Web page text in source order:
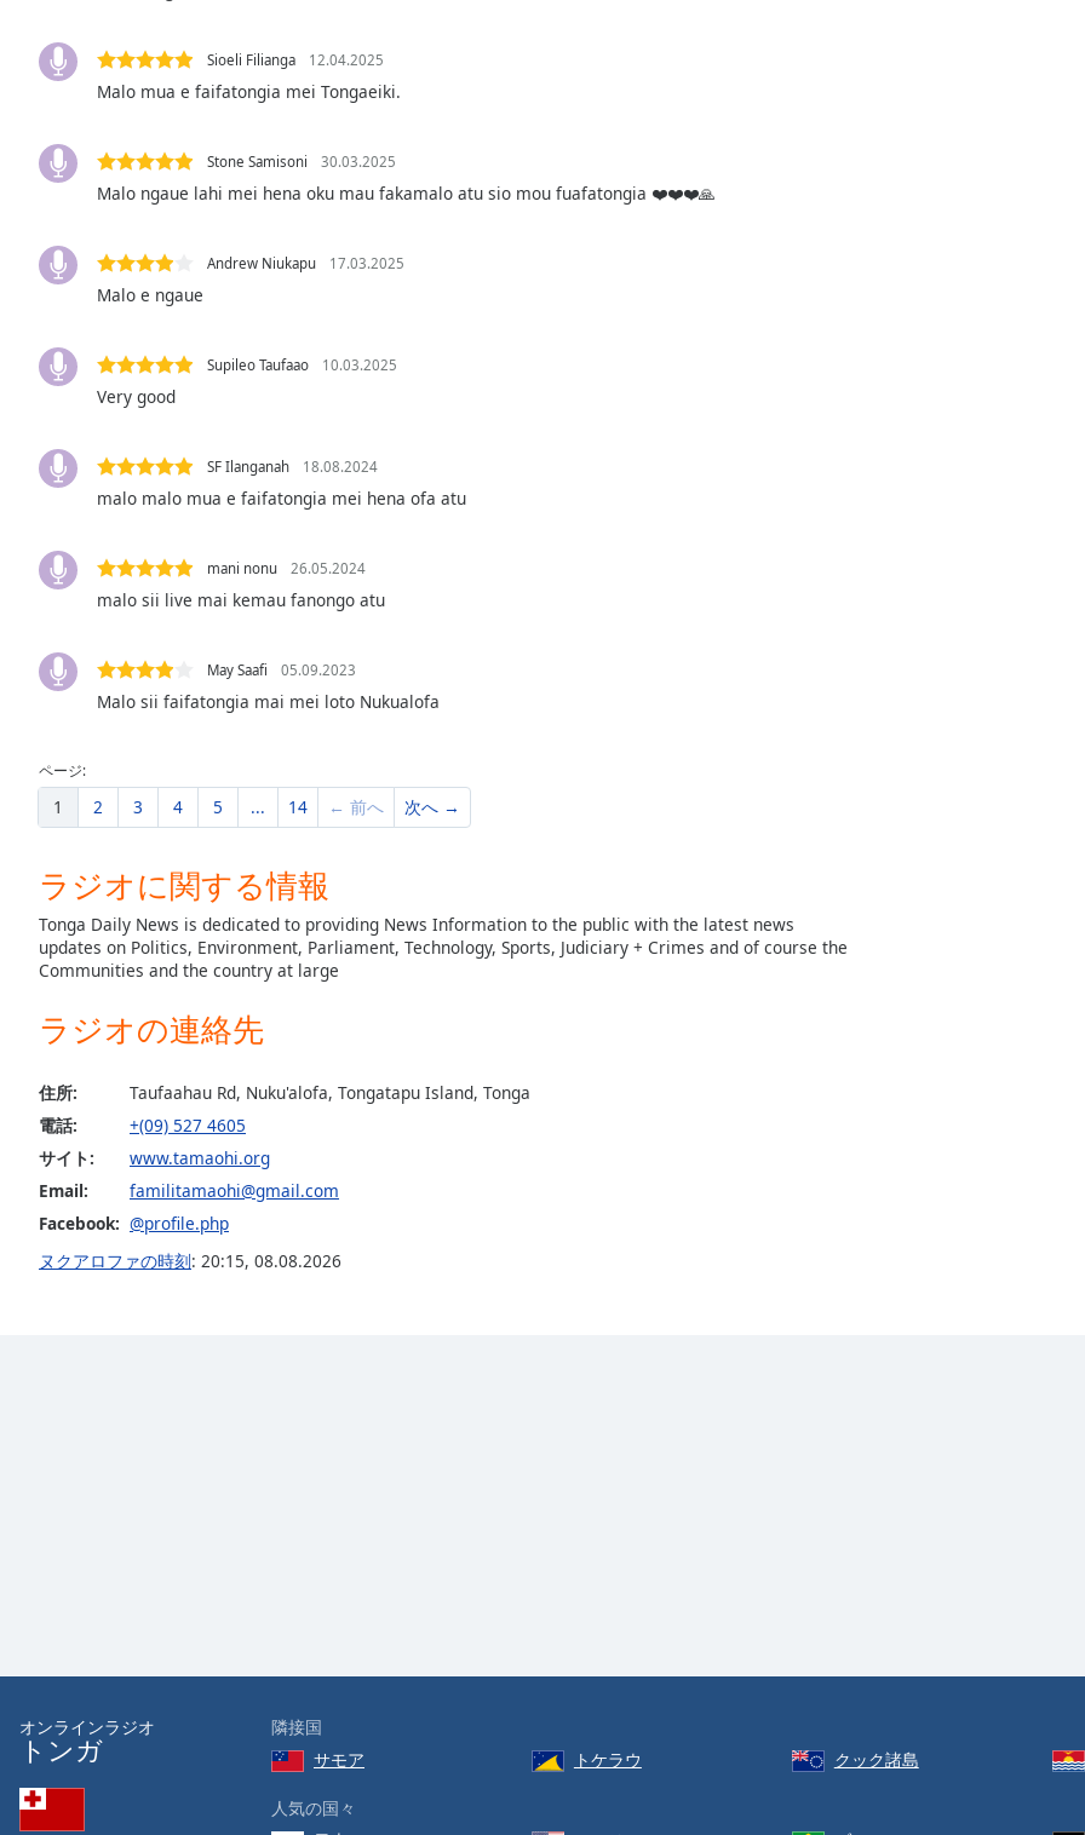
subtitles
settings
dialog
off
selected
Picture-
Fullscreen
modal
window.
dialog
cancel
window.
Color
Opacity
Background
Color
Opacity
Caption
Background
Reset
Done
Close
Sioeli Filianga 12.04.2025
Malo mua e faifatongia mei Tongaeiki.
Stone Samisoni 30.03.2025
Malo ngaue lahi mei hena oku mau fakamalo atu sio mou fuafatongia ❤️❤️❤️🙏
Andrew Niukapu 17.03.2025
Malo e ngaue
Supileo Taufaao 10.03.2025
Very good
SF Ilanganah 18.08.2024
malo malo mua e faifatongia mei hena ofa atu
mani nonu 26.05.2024
malo sii live mai kemau fanongo atu
May Saafi 05.09.2023
Malo sii faifatongia mai mei loto Nukualofa
ページ:
1 2 3 4 5 ... 14 ← 前へ 次へ →
ラジオに関する情報
Tonga Daily News is dedicated to providing News Information to the public with the latest news
updates on Politics, Environment, Parliament, Technology, Sports, Judiciary + Crimes and of course the
Communities and the country at large
ラジオの連絡先
住所:
Taufaahau Rd, Nuku'alofa, Tongatapu Island, Tonga
電話:
+(09) 527 4605
サイト:
www.tamaohi.org
Email:
familitamaohi@gmail.com
Facebook: @profile.php
ヌクアロファの時刻: 20:15, 08.08.2026
オンラインラジオ
トンガ
隣接国
サモア
トケラウ クック諸島
人気の国々